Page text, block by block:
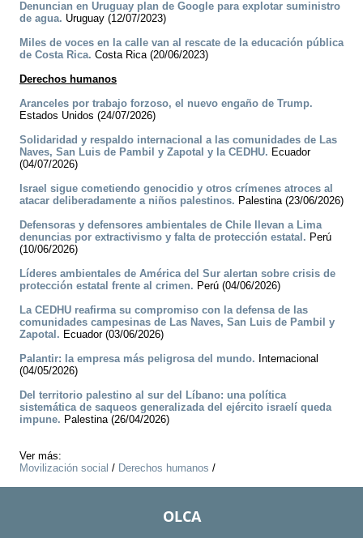
Denuncian en Uruguay plan de Google para explotar suministro
de agua. Uruguay (12/07/2023)
Miles de voces en la calle van al rescate de la educación pública
de Costa Rica. Costa Rica (20/06/2023)
Derechos humanos
Aranceles por trabajo forzoso, el nuevo engaño de Trump.
Estados Unidos (24/07/2026)
Solidaridad y respaldo internacional a las comunidades de Las
Naves, San Luis de Pambil y Zapotal y la CEDHU. Ecuador
(04/07/2026)
Israel sigue cometiendo genocidio y otros crímenes atroces al
atacar deliberadamente a niños palestinos. Palestina (23/06/2026)
Defensoras y defensores ambientales de Chile llevan a Lima
denuncias por extractivismo y falta de protección estatal. Perú
(10/06/2026)
Líderes ambientales de América del Sur alertan sobre crisis de
protección estatal frente al crimen. Perú (04/06/2026)
La CEDHU reafirma su compromiso con la defensa de las
comunidades campesinas de Las Naves, San Luis de Pambil y
Zapotal. Ecuador (03/06/2026)
Palantir: la empresa más peligrosa del mundo. Internacional
(04/05/2026)
Del territorio palestino al sur del Líbano: una política
sistemática de saqueos generalizada del ejército israelí queda
impune. Palestina (26/04/2026)
Ver más:
Movilización social / Derechos humanos /
OLCA